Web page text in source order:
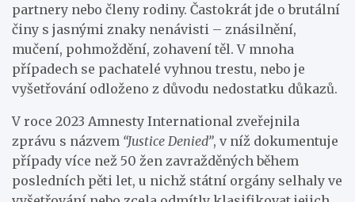
partnery nebo členy rodiny. Častokrát jde o brutální
činy s jasnými znaky nenávisti – znásilnění,
mučení, pohmoždění, zohavení těl. V mnoha
případech se pachatelé vyhnou trestu, nebo je
vyšetřování odloženo z důvodu nedostatku důkazů.
V roce 2023 Amnesty International zveřejnila
zprávu s názvem “Justice Denied”, v níž dokumentuje
případy více než 50 žen zavražděných během
posledních pěti let, u nichž státní orgány selhaly ve